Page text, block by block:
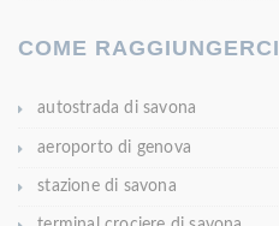
COME RAGGIUNGERCI
autostrada di savona
aeroporto di genova
stazione di savona